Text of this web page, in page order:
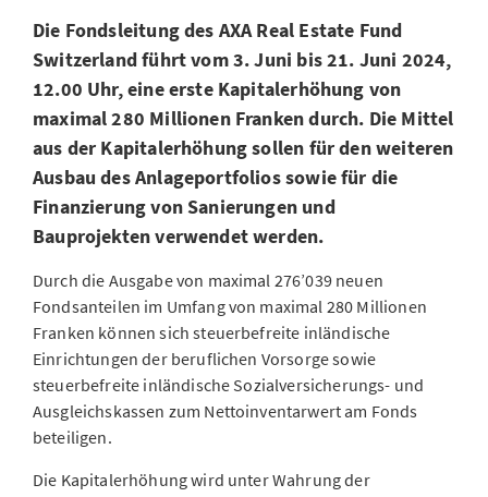
Die Fondsleitung des AXA Real Estate Fund
Switzerland führt vom 3. Juni bis 21. Juni 2024,
12.00 Uhr, eine erste Kapitalerhöhung von
maximal 280 Millionen Franken durch. Die Mittel
aus der Kapitalerhöhung sollen für den weiteren
Ausbau des Anlageportfolios sowie für die
Finanzierung von Sanierungen und
Bauprojekten verwendet werden.
Durch die Ausgabe von maximal 276’039 neuen
Fondsanteilen im Umfang von maximal 280 Millionen
Franken können sich steuerbefreite inländische
Einrichtungen der beruflichen Vorsorge sowie
steuerbefreite inländische Sozialversicherungs- und
Ausgleichskassen zum Nettoinventarwert am Fonds
beteiligen.
Die Kapitalerhöhung wird unter Wahrung der